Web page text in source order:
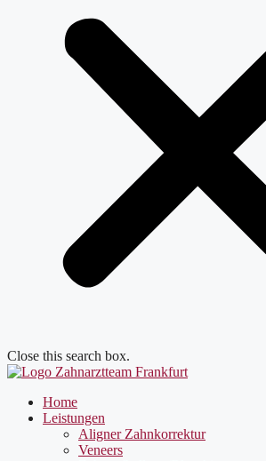
Close this search box.
Home
Leistungen
Aligner Zahnkorrektur
Veneers